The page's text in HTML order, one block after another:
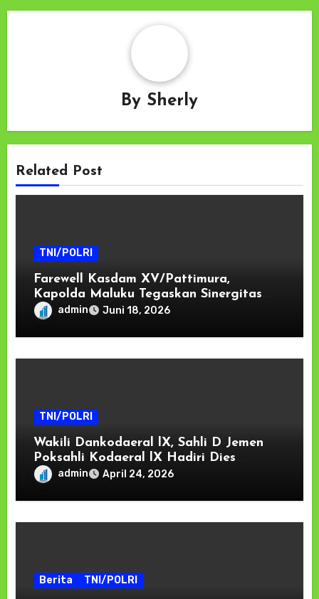
By Sherly
Related Post
TNI/POLRI
Farewell Kasdam XV/Pattimura,
Kapolda Maluku Tegaskan Sinergitas
TNI-Polri Kunci Menjaga Stabilitas dan
Pembangunan di Kawasan Timur
Indonesia
admin Juni 18, 2026
TNI/POLRI
Wakili Dankodaeral lX, Sahli D Jemen
Poksahli Kodaeral lX Hadiri Dies
Natalis ke-63 dan Wisuda Ribuan
Sarjana Unpatti
admin April 24, 2026
Berita TNI/POLRI